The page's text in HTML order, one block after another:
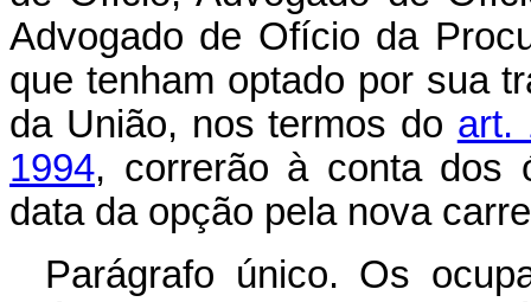
Advogado de Ofício da
que tenham optado por sua
da União, nos termos do art.
1994, correrão à conta dos
data da opção pela nova
Parágrafo único. Os